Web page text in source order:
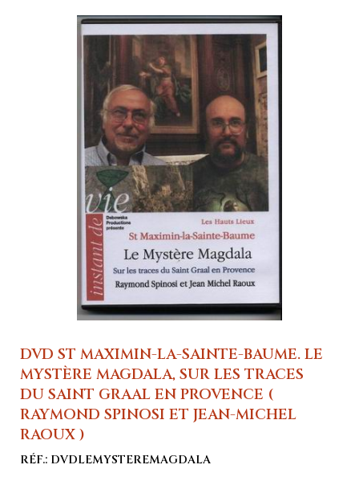
DVD ST MAXIMIN-LA-SAINTE-BAUME. LE
MYSTÈRE MAGDALA, SUR LES TRACES
DU SAINT GRAAL EN PROVENCE (
RAYMOND SPINOSI ET JEAN-MICHEL
RAOUX )
RÉF.: DVDLEMYSTEREMAGDALA